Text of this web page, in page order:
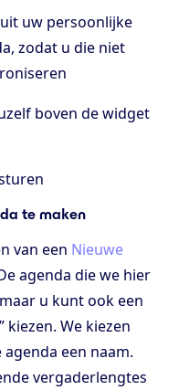
uw persoonlijke
zodat u die niet
boven de widget
te maken
van een Nieuwe
agenda die we hier
u kunt ook een
kiezen. We kiezen
agenda een naam.
vergaderlengtes